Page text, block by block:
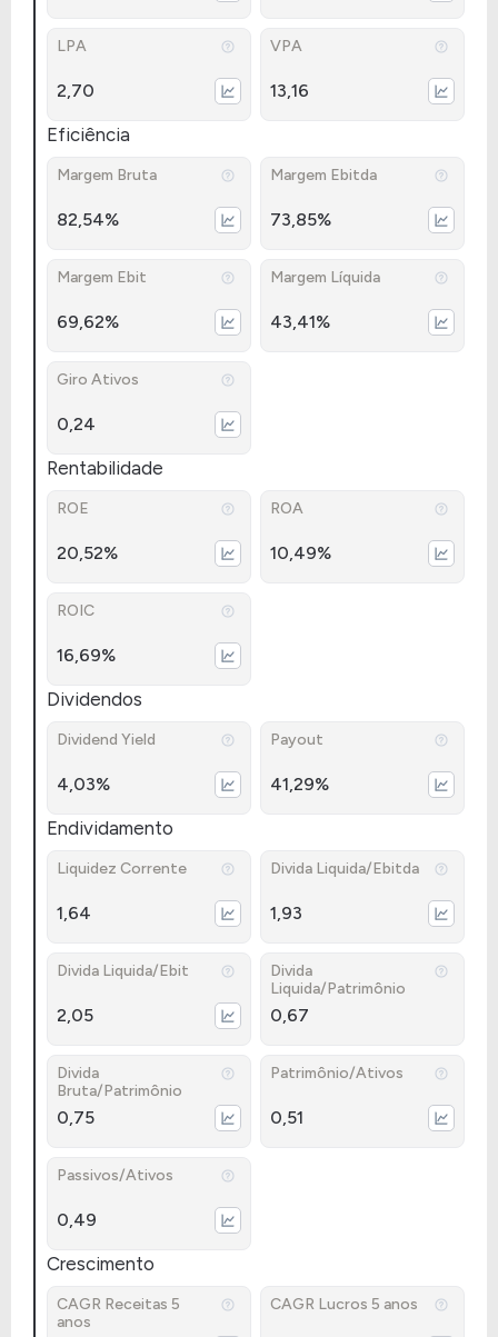
LPA
2,70
VPA
13,16
Eficiência
Margem Bruta
82,54%
Margem Ebitda
73,85%
Margem Ebit
69,62%
Margem Líquida
43,41%
Giro Ativos
0,24
Rentabilidade
ROE
20,52%
ROA
10,49%
ROIC
16,69%
Dividendos
Dividend Yield
4,03%
Payout
41,29%
Endividamento
Liquidez Corrente
1,64
Divida Liquida/Ebitda
1,93
Divida Liquida/Ebit
2,05
Divida
Liquida/Patrimônio
0,67
Divida
Bruta/Patrimônio
0,75
Patrimônio/Ativos
0,51
Passivos/Ativos
0,49
Crescimento
CAGR Receitas 5
anos
CAGR Lucros 5 anos